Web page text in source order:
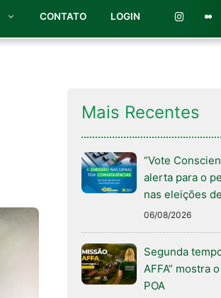
CONTATO LOGIN
Mais Recentes
“Vote
alerta para o
nas eleições
06/08/2026
Segunda
AFFA” mostra
POA